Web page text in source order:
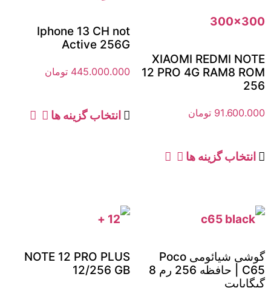
XIAOMI REDMI NOTE
12 PRO 4G RAM8 ROM
256
91.600.000 تومان
انتخاب گزینه ها
Iphone 13 CH not
Active 256G
445.000.000 تومان
انتخاب گزینه ها
گوشی شیائومی Poco
C65 | حافظه 256 رم 8
گیگابایت
NOTE 12 PRO PLUS
12/256 GB